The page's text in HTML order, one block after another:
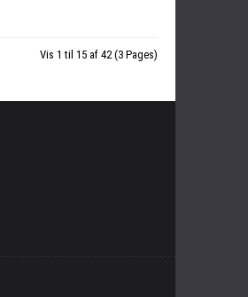
Vis 1 til 15 af 42 (3 Pages)